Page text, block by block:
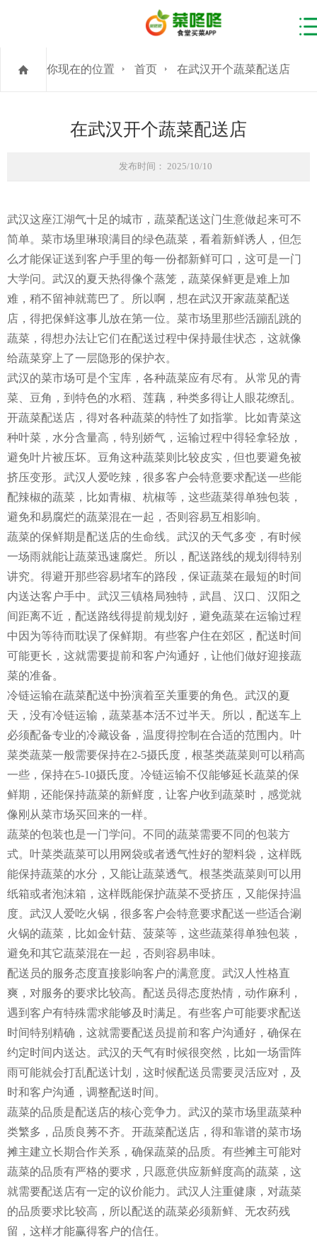
你现在的位置 首页 在武汉开个蔬菜配送店
在武汉开个蔬菜配送店
发布时间： 2025/10/10
武汉这座江湖气十足的城市，蔬菜配送这门生意做起来可不
简单。菜市场里琳琅满目的绿色蔬菜，看着新鲜诱人，但怎
么才能保证送到客户手里的每一份都新鲜可口，这可是一门
大学问。武汉的夏天热得像个蒸笼，蔬菜保鲜更是难上加
难，稍不留神就蔫巴了。所以啊，想在武汉开家蔬菜配送
店，得把保鲜这事儿放在第一位。菜市场里那些活蹦乱跳的
蔬菜，得想办法让它们在配送过程中保持最佳状态，这就像
给蔬菜穿上了一层隐形的保护衣。
武汉的菜市场可是个宝库，各种蔬菜应有尽有。从常见的青
菜、豆角，到特色的水稻、莲藕，种类多得让人眼花缭乱。
开蔬菜配送店，得对各种蔬菜的特性了如指掌。比如青菜这
种叶菜，水分含量高，特别娇气，运输过程中得轻拿轻放，
避免叶片被压坏。豆角这种蔬菜则比较皮实，但也要避免被
挤压变形。武汉人爱吃辣，很多客户会特意要求配送一些能
配辣椒的蔬菜，比如青椒、杭椒等，这些蔬菜得单独包装，
避免和易腐烂的蔬菜混在一起，否则容易互相影响。
蔬菜的保鲜期是配送店的生命线。武汉的天气多变，有时候
一场雨就能让蔬菜迅速腐烂。所以，配送路线的规划得特别
讲究。得避开那些容易堵车的路段，保证蔬菜在最短的时间
内送达客户手中。武汉三镇格局独特，武昌、汉口、汉阳之
间距离不近，配送路线得提前规划好，避免蔬菜在运输过程
中因为等待而耽误了保鲜期。有些客户住在郊区，配送时间
可能更长，这就需要提前和客户沟通好，让他们做好迎接蔬
菜的准备。
冷链运输在蔬菜配送中扮演着至关重要的角色。武汉的夏
天，没有冷链运输，蔬菜基本活不过半天。所以，配送车上
必须配备专业的冷藏设备，温度得控制在合适的范围内。叶
菜类蔬菜一般需要保持在2-5摄氏度，根茎类蔬菜则可以稍高
一些，保持在5-10摄氏度。冷链运输不仅能够延长蔬菜的保
鲜期，还能保持蔬菜的新鲜度，让客户收到蔬菜时，感觉就
像刚从菜市场买回来的一样。
蔬菜的包装也是一门学问。不同的蔬菜需要不同的包装方
式。叶菜类蔬菜可以用网袋或者透气性好的塑料袋，这样既
能保持蔬菜的水分，又能让蔬菜透气。根茎类蔬菜则可以用
纸箱或者泡沫箱，这样既能保护蔬菜不受挤压，又能保持温
度。武汉人爱吃火锅，很多客户会特意要求配送一些适合涮
火锅的蔬菜，比如金针菇、菠菜等，这些蔬菜得单独包装，
避免和其它蔬菜混在一起，否则容易串味。
配送员的服务态度直接影响客户的满意度。武汉人性格直
爽，对服务的要求比较高。配送员得态度热情，动作麻利，
遇到客户有特殊需求能够及时满足。有些客户可能要求配送
时间特别精确，这就需要配送员提前和客户沟通好，确保在
约定时间内送达。武汉的天气有时候很突然，比如一场雷阵
雨可能就会打乱配送计划，这时候配送员需要灵活应对，及
时和客户沟通，调整配送时间。
蔬菜的品质是配送店的核心竞争力。武汉的菜市场里蔬菜种
类繁多，品质良莠不齐。开蔬菜配送店，得和靠谱的菜市场
摊主建立长期合作关系，确保蔬菜的品质。有些摊主可能对
蔬菜的品质有严格的要求，只愿意供应新鲜度高的蔬菜，这
就需要配送店有一定的议价能力。武汉人注重健康，对蔬菜
的品质要求比较高，所以配送的蔬菜必须新鲜、无农药残
留，这样才能赢得客户的信任。